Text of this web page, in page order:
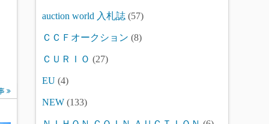
auction world 入札誌 (57)
ＣＣＦオークション (8)
ＣＵＲＩＯ (27)
EU (4)
NEW (133)